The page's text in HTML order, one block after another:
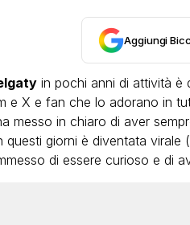
Aggiungi
in pochi anni di attività è
e X e fan che lo adorano in
messo in chiaro di aver
questi giorni è diventata virale
di essere curioso e di